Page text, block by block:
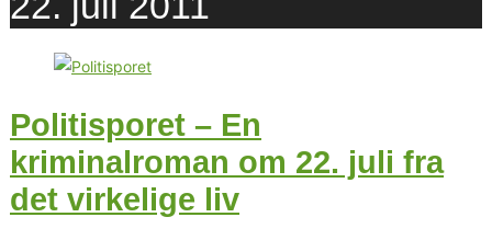
Politisporet – En
kriminalroman om 22. juli fra
det virkelige liv